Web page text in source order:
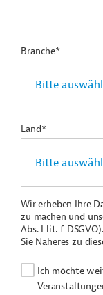
Branche*
Land*
Wir erheben Ihre
zu machen und
Abs. I lit. f
Sie Näheres zu
Ich möchte